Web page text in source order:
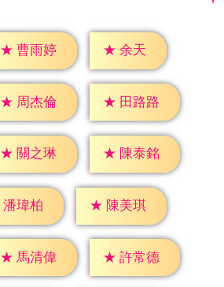
★ 曹雨婷 ★ 余天
★ 周杰倫 ★ 田路路
★ 關之琳 ★ 陳泰銘
潘瑋柏 ★ 陳美琪
★ 馬清偉 ★ 許常德